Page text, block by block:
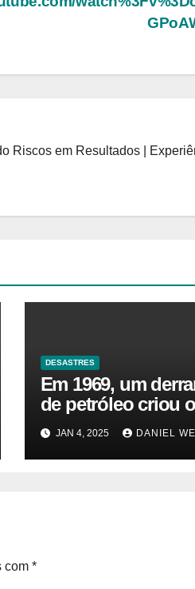
Riscos em Resultados |
DESASTRES
Em 1969, um
de petróleo criou o
da Terra. Agora,
gasoduto pode
| Sustentabilidade
JAN 4, 2025 DANIEL
com *